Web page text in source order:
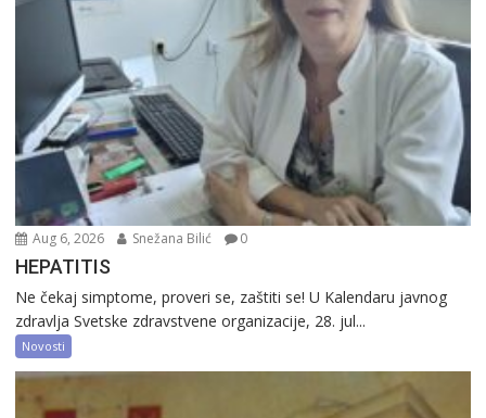
Aug 6, 2026 Snežana Bilić 0
HEPATITIS
Ne čekaj simptome, proveri se, zaštiti se! U Kalendaru javnog
zdravlja Svetske zdravstvene organizacije, 28. jul...
Novosti